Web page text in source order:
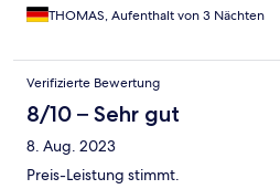
THOMAS, Aufenthalt von 3 Nächten
Verifizierte Bewertung
8/10 – Sehr gut
8. Aug. 2023
Preis-Leistung stimmt.